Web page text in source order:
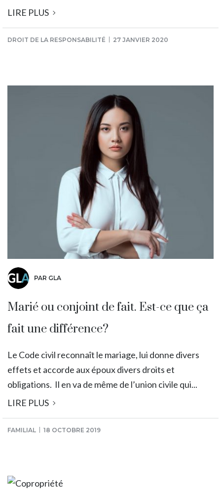
LIRE PLUS
DROIT DE LA RESPONSABILITÉ 27 JANVIER 2020
PAR GLA
Marié ou conjoint de fait. Est-ce que ça
fait une différence?
Le Code civil reconnaît le mariage, lui donne divers
effets et accorde aux époux divers droits et
obligations. Il en va de même de l’union civile qui...
LIRE PLUS
FAMILIAL 18 OCTOBRE 2019